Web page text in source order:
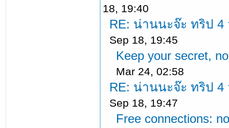
18, 19:40
RE: น่านนะจ๊ะ ทริป
Sep 18, 19:45
Keep your secret,
Mar 24, 02:58
RE: น่านนะจ๊ะ ทริป
Sep 18, 19:47
Free connections: